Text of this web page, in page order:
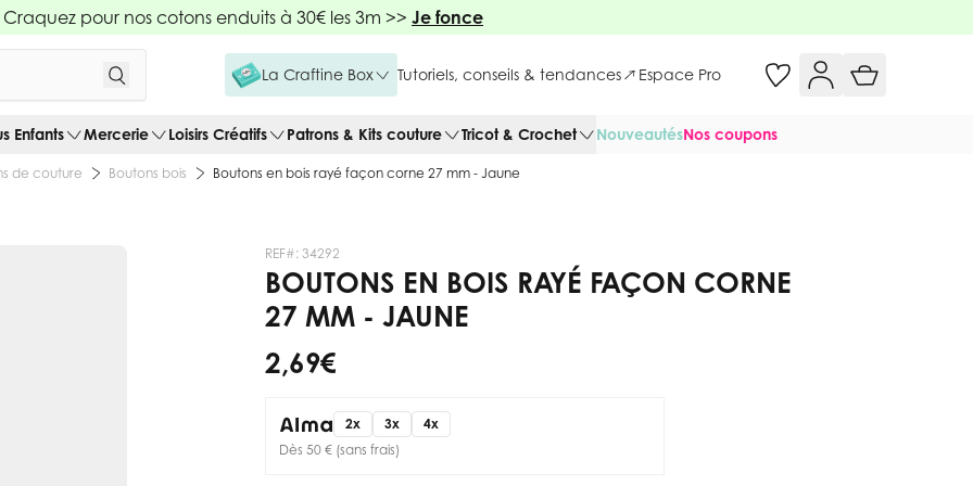
Craquez pour nos cotons enduits à 30€ les 3m >> Je fonce
La Craftine Box Tutoriels, conseils & tendances Espace Pro
Enfants Mercerie Loisirs Créatifs Patrons & Kits couture Tricot & Crochet NouveautésNos coupons
de couture Boutons bois Boutons en bois rayé façon corne 27 mm - Jaune
REF#: 34292
BOUTONS EN BOIS RAYÉ FAÇON CORNE
27 MM - JAUNE
2,69 €
2x 3x
4x
Dès 50 € (sans frais)